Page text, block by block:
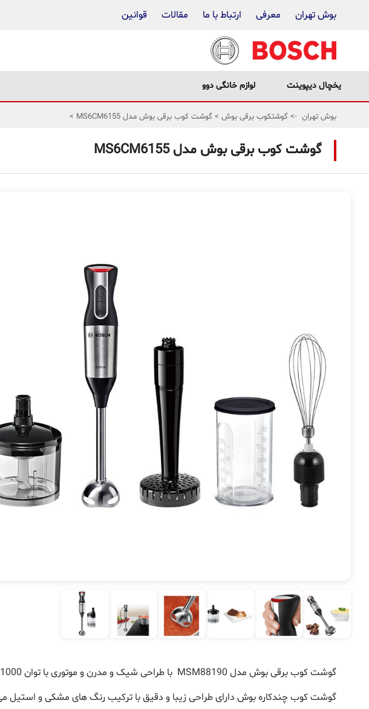
بوش تهران معرفی ارتباط با ما مقالات قوانین
یخچال دیپوینت لوازم خانگی دوو
بوش تهران -> گوشتکوب برقی بوش > گوشت کوب برقی بوش مدل MS6CM6155 >
گوشت کوب برقی بوش مدل MS6CM6155
گوشت کوب برقی بوش مدل MSM88190 با طراحی شیک و مدرن و موتوری با توان 1000 وات یکی از وسایل مهم آشپزی هر آشپزخانه ای می باشد.
گوشت کوب چندکاره بوش دارای طراحی زیبا و دقیق با ترکیب رنگ های مشکی و استیل می